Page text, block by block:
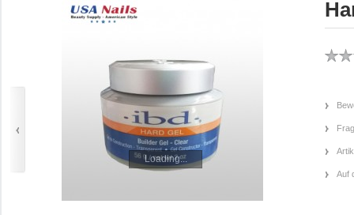
Loading...
Auf